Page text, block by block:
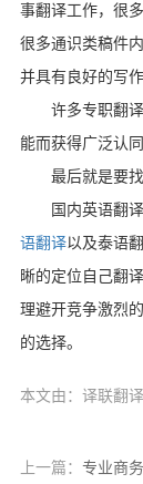
事翻译工作，很
很多通识类稿件
并具有良好的写
许多专职翻
能而获得广泛认
最后就是要
国内英语翻
语翻译以及泰语
晰的定位自己翻
理避开竞争激烈
的选择。
本文由：译联翻
上一篇： 专业商